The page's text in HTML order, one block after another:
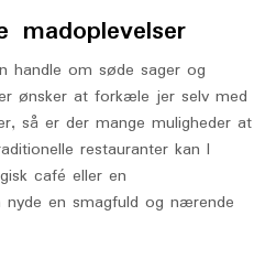
handle om søde sager og
ønsker at forkæle jer selv med
så er der mange muligheder at
restauranter kan I
café eller en
nyde en smagfuld og nærende